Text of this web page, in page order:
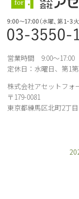
営業時間 9:00～17:00
定休日：水曜日、第1
株式会社アセットフォ
〒179-0081
東京都練馬区北町2丁